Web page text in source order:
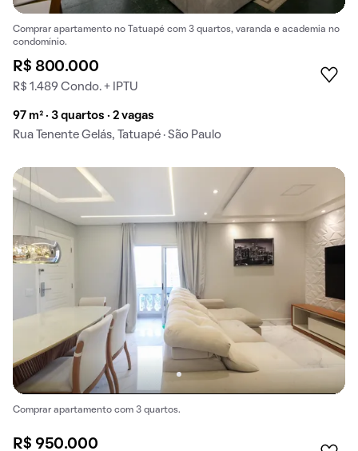
Comprar apartamento no Tatuapé com 3 quartos, varanda e academia no
condomínio.
R$ 800.000
R$ 1.489 Condo. + IPTU
97 m² · 3 quartos · 2 vagas
Rua Tenente Gelás, Tatuapé · São Paulo
Comprar apartamento com 3 quartos.
R$ 950.000